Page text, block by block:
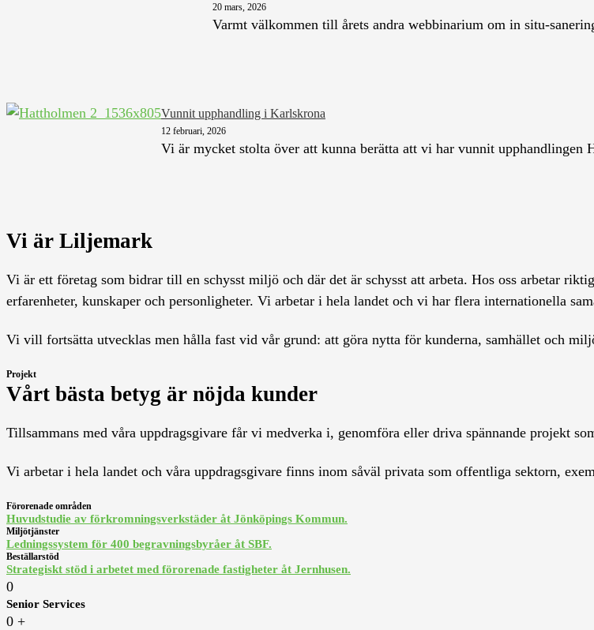
20 mars, 2026
Varmt välkommen till årets andra webbinarium om in situ-
Vunnit upphandling i Karlskrona
12 februari, 2026
Vi är mycket stolta över att kunna berätta att vi har vunnit upphandlingen
Vi är Liljemark
Vi är ett företag som bidrar till en schysst miljö och där det är schysst att arbeta. Hos oss arbetar
erfarenheter, kunskaper och personligheter. Vi arbetar i hela landet och vi har flera internationella
Vi vill fortsätta utvecklas men hålla fast vid vår grund: att göra nytta för kunderna, samhället och
Projekt
Vårt bästa betyg är nöjda kunder
Tillsammans med våra uppdragsgivare får vi medverka i, genomföra eller driva spännande projekt
Vi arbetar i hela landet och våra uppdragsgivare finns inom såväl privata som offentliga sektorn,
Förorenade områden
Huvudstudie av förkromningsverkstäder åt Jönköpings Kommun.
Miljötjänster
Ledningssystem för 400 begravningsbyråer åt SBF.
Beställarstöd
Strategiskt stöd i arbetet med förorenade fastigheter åt Jernhusen.
0
Senior Services
0 +